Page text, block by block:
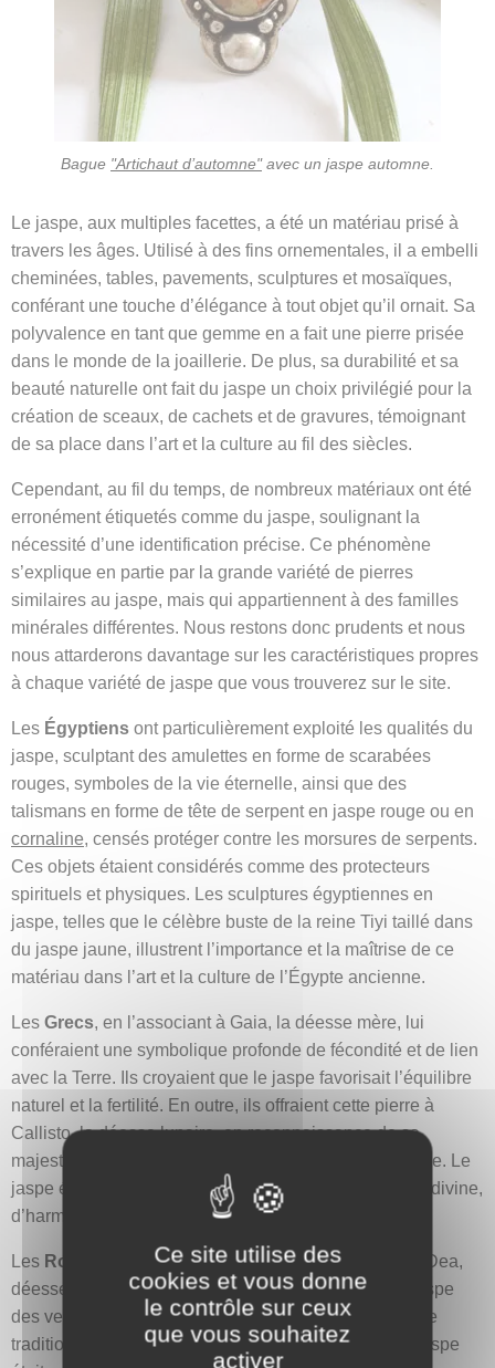
Bague "Artichaut d’automne"avec un jaspe automne.
Le jaspe, aux multiples facettes, a été un matériau prisé à
travers les âges. Utilisé à des fins ornementales, il a embelli
cheminées, tables, pavements, sculptures et mosaïques,
conférant une touche d’élégance à tout objet qu’il ornait. Sa
polyvalence en tant que gemme en a fait une pierre prisée
dans le monde de la joaillerie. De plus, sa durabilité et sa
beauté naturelle ont fait du jaspe un choix privilégié pour la
création de sceaux, de cachets et de gravures, témoignant
de sa place dans l’art et la culture au fil des siècles.
Cependant, au fil du temps, de nombreux matériaux ont été
erronément étiquetés comme du jaspe, soulignant la
nécessité d’une identification précise. Ce phénomène
s’explique en partie par la grande variété de pierres
similaires au jaspe, mais qui appartiennent à des familles
minérales différentes. Nous restons donc prudents et nous
nous attarderons davantage sur les caractéristiques propres
à chaque variété de jaspe que vous trouverez sur le site.
Les Égyptiens ont particulièrement exploité les qualités du
jaspe, sculptant des amulettes en forme de scarabées
rouges, symboles de la vie éternelle, ainsi que des
talismans en forme de tête de serpent en jaspe rouge ou en
cornaline, censés protéger contre les morsures de serpents.
Ces objets étaient considérés comme des protecteurs
spirituels et physiques. Les sculptures égyptiennes en
jaspe, telles que le célèbre buste de la reine Tiyi taillé dans
du jaspe jaune, illustrent l’importance et la maîtrise de ce
matériau dans l’art et la culture de l’Égypte ancienne.
Les Grecs, en l’associant à Gaia, la déesse mère, lui
conféraient une symbolique profonde de fécondité et de lien
avec la Terre. Ils croyaient que le jaspe favorisait l’équilibre
naturel et la fertilité. En outre, ils offraient cette pierre à
Callisto, la déesse lunaire, en reconnaissance de sa
majesté nocturne et de son lien avec la nature sauvage. Le
jaspe était donc un symbole de puissance terrestre et divine,
d’harmonie avec la nature et de protection.
Les Romains
, pour leur part, le consacraient à Bona Dea,
déesse de la fertilité et de la chasteté, attribuant au jaspe
des vertus protectrices pour la santé et la famille. Cette
tradition se poursuivait dans la Rome antique, où le jaspe
Ce site utilise des
cookies et vous donne
le contrôle sur ceux
que vous souhaitez
activer